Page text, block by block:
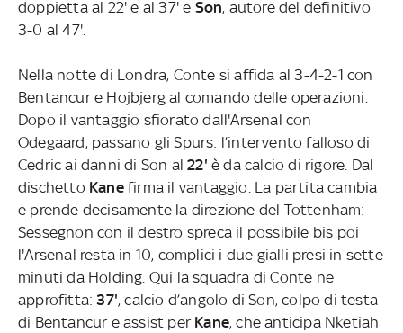
doppietta al 22' e al 37' e Son, autore del definitivo
3-0 al 47'.
Nella notte di Londra, Conte si affida al 3-4-2-1 con
Bentancur e Hojbjerg al comando delle operazioni.
Dopo il vantaggio sfiorato dall'Arsenal con
Odegaard, passano gli Spurs: l’intervento falloso di
Cedric ai danni di Son al22'è da calcio di rigore. Dal
dischetto Kane firma il vantaggio. La partita cambia
e prende decisamente la direzione del Tottenham:
Sessegnon con il destro spreca il possibile bis poi
l'Arsenal resta in 10, complici i due gialli presi in sette
minuti da Holding. Qui la squadra di Conte ne
approfitta:37', calcio d’angolo di Son, colpo di testa
di Bentancur e assist per Kane, che anticipa Nketiah